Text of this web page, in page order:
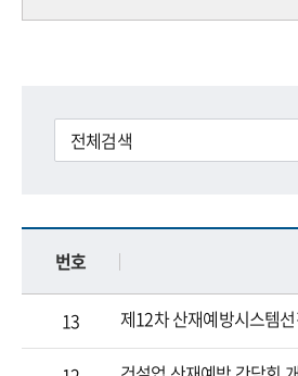
번호
13 제12차 산재예방시스템